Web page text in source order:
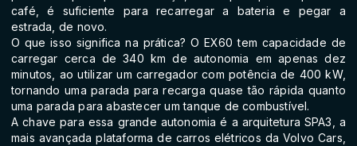
café, é suficiente para recarregar a bateria e pegar a
estrada, de novo.
O que isso significa na prática? O EX60 tem capacidade de
carregar cerca de 340 km de autonomia em apenas dez
minutos, ao utilizar um carregador com potência de 400 kW,
tornando uma parada para recarga quase tão rápida quanto
uma parada para abastecer um tanque de combustível.
A chave para essa grande autonomia é a arquitetura SPA3, a
mais avançada plataforma de carros elétricos da Volvo Cars,